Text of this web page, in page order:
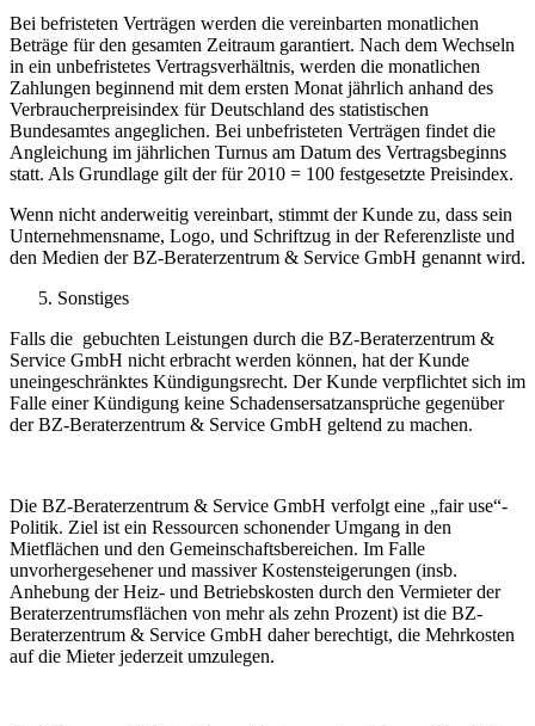
Bei befristeten Verträgen werden die vereinbarten monatlichen
Beträge für den gesamten Zeitraum garantiert. Nach dem Wechseln
in ein unbefristetes Vertragsverhältnis, werden die monatlichen
Zahlungen beginnend mit dem ersten Monat jährlich anhand des
Verbraucherpreisindex für Deutschland des statistischen
Bundesamtes angeglichen. Bei unbefristeten Verträgen findet die
Angleichung im jährlichen Turnus am Datum des Vertragsbeginns
statt. Als Grundlage gilt der für 2010 = 100 festgesetzte Preisindex.
Wenn nicht anderweitig vereinbart, stimmt der Kunde zu, dass sein
Unternehmensname, Logo, und Schriftzug in der Referenzliste und
den Medien der BZ-Beraterzentrum & Service GmbH genannt wird.
Sonstiges
Falls die gebuchten Leistungen durch die BZ-Beraterzentrum &
Service GmbH nicht erbracht werden können, hat der Kunde
uneingeschränktes Kündigungsrecht. Der Kunde verpflichtet sich im
Falle einer Kündigung keine Schadensersatzansprüche gegenüber
der BZ-Beraterzentrum & Service GmbH geltend zu machen.
Die BZ-Beraterzentrum & Service GmbH verfolgt eine „fair use“-
Politik. Ziel ist ein Ressourcen schonender Umgang in den
Mietflächen und den Gemeinschaftsbereichen. Im Falle
unvorhergesehener und massiver Kostensteigerungen (insb.
Anhebung der Heiz- und Betriebskosten durch den Vermieter der
Beraterzentrumsflächen von mehr als zehn Prozent) ist die BZ-
Beraterzentrum & Service GmbH daher berechtigt, die Mehrkosten
auf die Mieter jederzeit umzulegen.